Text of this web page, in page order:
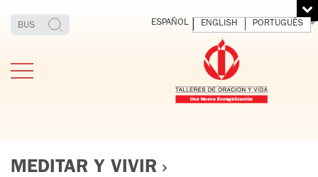
ESPAÑOL ENGLISH PORTUGUÊS
MEDITAR Y VIVIR